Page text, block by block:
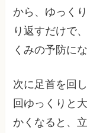
から、ゆっく
り返すだけで
くみの予防に
次に足首を回
回ゆっくりと
かくなると、